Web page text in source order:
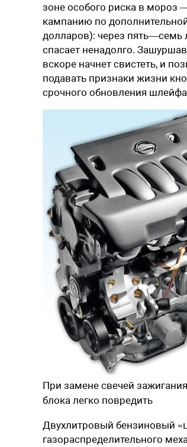
зоне особого риска в мороз
кампанию по
долларов): через пять—семь
спасает ненадолго.
вскоре начнет свистеть, и
подавать признаки жизни
срочного обновления
При замене свечей
блока легко повредить
Двухлитровый бензиновый
газораспределительного